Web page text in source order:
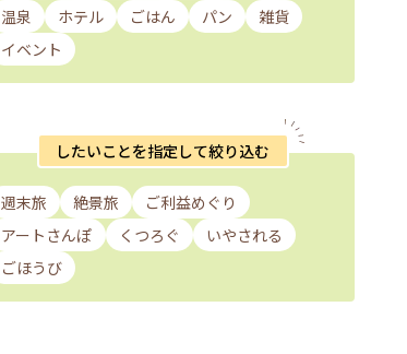
温泉
ホテル ごはん パン
雑貨
イベント
したいことを指定して絞り込む
週末旅 絶景旅
ご利益めぐり
アートさんぽ
くつろぐ
いやされる
ごほうび